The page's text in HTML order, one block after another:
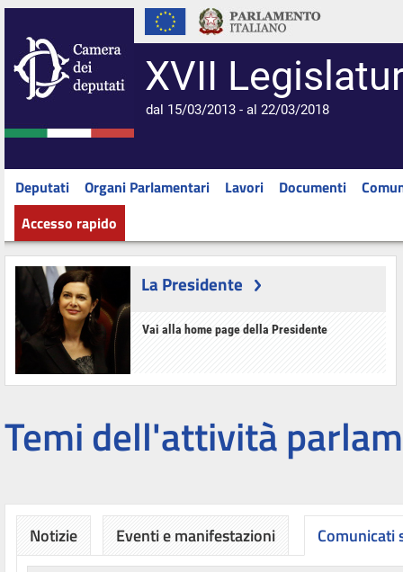
XVII
dal 15/03/2013 - al 22/03/2018
Deputati Organi Parlamentari Lavori Documenti
Accesso rapido
La Presidente
Vai alla home page della Presidente
Temi dell'attività
Notizie Eventi e manifestazioni Comunicati